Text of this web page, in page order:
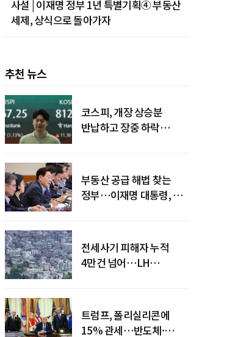
사설 | 이재명 정부 1년 특별기획④ 부동산
세제, 상식으로 돌아가자
추천 뉴스
코스피, 개장 상승분
반납하고 장중 하락
부동산 공급 해법 찾는
정부…이재명 대통령, 2차
전세사기 피해자 누적
4만건 넘어…LH
트럼프, 폴리실리콘에
15% 관세…반도체·